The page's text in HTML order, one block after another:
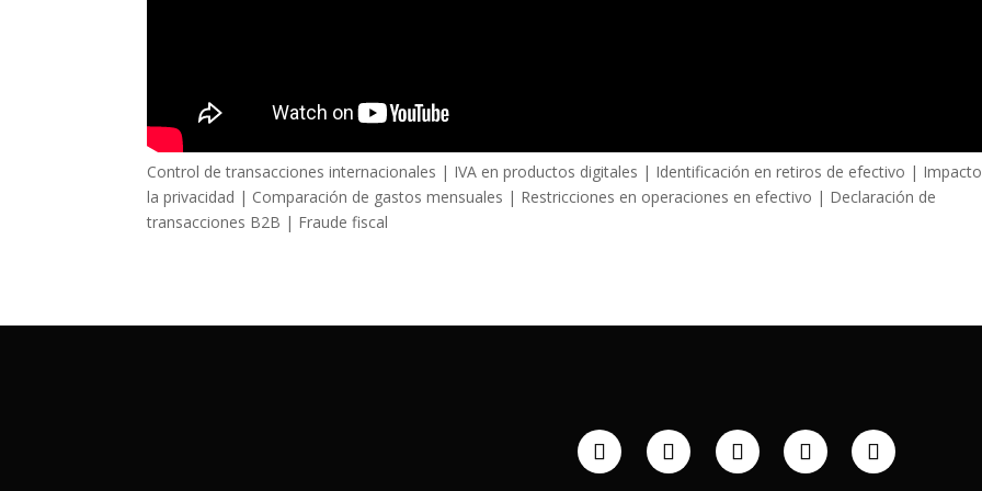
Control de transacciones internacionales | IVA en productos digitales | Identificación en retiros de efectivo |
la privacidad | Comparación de gastos mensuales | Restricciones en operaciones en efectivo | Declaración de
transacciones B2B | Fraude fiscal